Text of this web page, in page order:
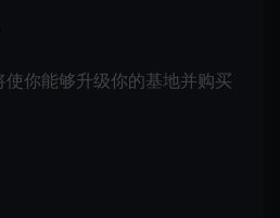
你能够升级你的基地并购买